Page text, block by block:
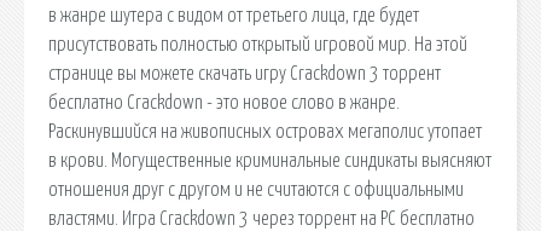
в жанре шутера с видом от третьего лица, где будет
присутствовать полностью открытый игровой мир. На этой
странице вы можете скачать игру Crackdown 3 торрент
бесплатно Crackdown - это новое слово в жанре.
Раскинувшийся на живописных островах мегаполис утопает
в крови. Могущественные криминальные синдикаты выясняют
отношения друг с другом и не считаются с официальными
властями. Игра Crackdown 3 через торрент на PC бесплатно